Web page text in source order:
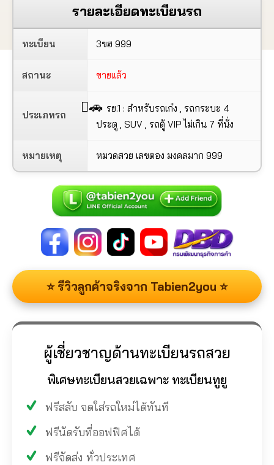
รายละเอียดทะเบียนรถ
ทะเบียน 3ขฮ 999
สถานะ ขายแล้ว
ประเภทรถ
🚗 รย.1 : สำหรับรถเก๋ง , รถกระบะ 4
ประตู , SUV , รถตู้ VIP ไม่เกิน 7 ที่นั่ง
หมายเหตุ หมวดสวย เลขตอง มงคลมาก 999
⭐ รีวิวลูกค้าจริงจาก Tabien2you ⭐
ผู้เชี่ยวชาญด้านทะเบียนรถสวย
พิเศษทะเบียนสวยเฉพาะ ทะเบียนทูยู
ฟรีสลับ จดใส่รถใหม่ได้ทันที
ฟรีนัดรับที่ออฟฟิศได้
ฟรีจัดส่ง ทั่วประเทศ